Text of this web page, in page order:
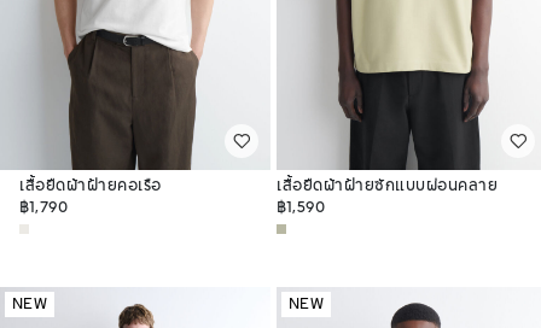
เสื้อยืดผ้าฝ้ายคอเรือ
฿1,790
เสื้อยืดผ้าฝ้ายซักแบบผ่อนคลาย
฿1,590
NEW NEW